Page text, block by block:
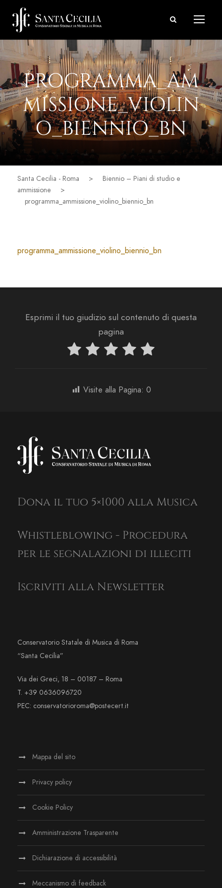
PROGRAMMA_AM
MISSIONE_VIOLIN
O_BIENNIO_BN
Santa Cecilia - Roma >
Biennio – Piani di studio e
ammissione
>
programma_ammissione_violino_biennio_bn
programma_ammissione_violino_biennio_bn
Esprimi il tuo giudizio sul contenuto di questa
pagina
Visite alla Pagina: 0
Dona il tuo 5×1000 alla Musica
Whistleblowing - Procedura
per le segnalazioni di illeciti
Iscriviti alla Newsletter
Conservatorio Statale di Musica di Roma
“Santa Cecilia”
Via dei Greci, 18 – 00187 – Roma
T. +39 0636096720
PEC: conservatorioroma@postecert.it
Mappa del sito
Privacy policy
Cookie Policy
Amministrazione Trasparente
Dichiarazione di accessibilità
Meccanismo di feedback